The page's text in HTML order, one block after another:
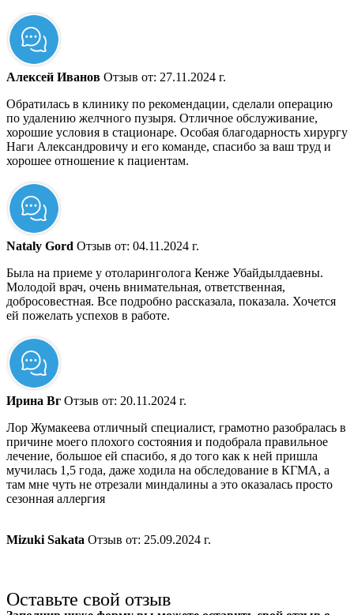
​Алексей Иванов Отзыв от: 27.11.2024 г.
Обратилась в клинику по рекомендации, сделали операцию
по удалению желчного пузыря. Отличное обслуживание,
хорошие условия в стационаре. Особая благодарность хирургу
Наги Александровичу и его команде, спасибо за ваш труд и
хорошее отношение к пациентам.
​Nataly Gord Отзыв от: 04.11.2024 г.
Была на приеме у отоларинголога Кенже Убайдылдаевны.
Молодой врач, очень внимательная, ответственная,
добросовестная. Все подробно рассказала, показала. Хочется
ей пожелать успехов в работе.
Ирина Вг Отзыв от: 20.11.2024 г.
Лор Жумакеева отличный специалист, грамотно разобралась в
причине моего плохого состояния и подобрала правильное
лечение, большое ей спасибо, я до того как к ней пришла
мучилась 1,5 года, даже ходила на обследование в КГМА, а
там мне чуть не отрезали миндалины а это оказалась просто
сезонная аллергия
Mizuki Sakata Отзыв от: 25.09.2024 г.
Оставьте свой отзыв